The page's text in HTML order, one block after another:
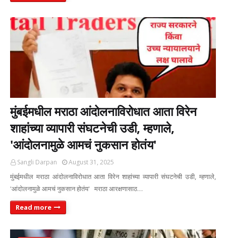
मुंबईमधील मराठा आंदोलनाविरोधात आता विरेन
शाहांच्या व्यापारी संघटनेची उडी, म्हणाले,
'आंदोलनामुळे आमचं नुकसान होतंय'
Sangli Darpan August 31, 2025
मुंबईमधील मराठा आंदोलनाविरोधात आता विरेन शाहांच्या व्यापारी संघटनेची उडी, म्हणाले,
'आंदोलनामुळे आमचं नुकसान होतंय' मराठा आरक्षणासाठ…
Read more